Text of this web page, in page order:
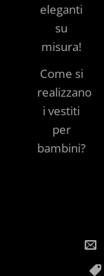
eleganti
su
misura!
Come si
realizzano
i vestiti
per
bambini?